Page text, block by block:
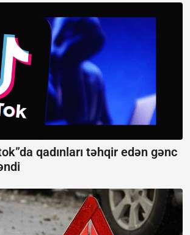
qadınları təhqir edən gənc